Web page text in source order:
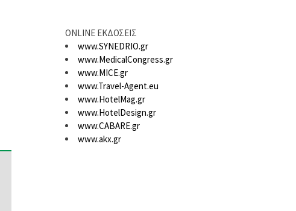
ONLINE ΕΚΔΟΣΕΙΣ
www.SYNEDRIO.gr
www.MedicalCongress.gr
www.MICE.gr
www.Travel-Agent.eu
www.HotelMag.gr
www.HotelDesign.gr
www.CABARE.gr
www.akx.gr